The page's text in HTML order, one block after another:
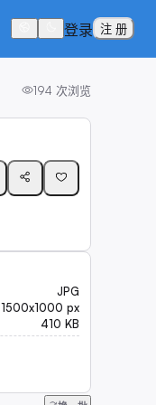
登录 注 册
194 次浏览
JPG
1500x1000 px
410 KB